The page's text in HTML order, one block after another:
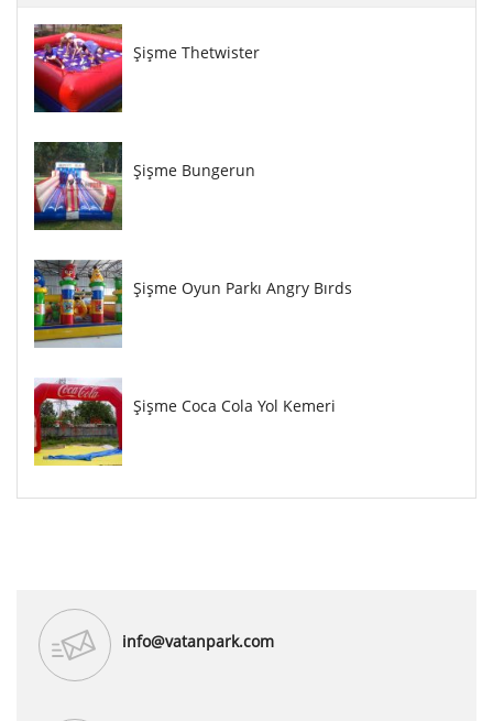
Şişme Thetwister
Şişme Bungerun
Şişme Oyun Parkı Angry Bırds
Şişme Coca Cola Yol Kemeri
info@vatanpark.com